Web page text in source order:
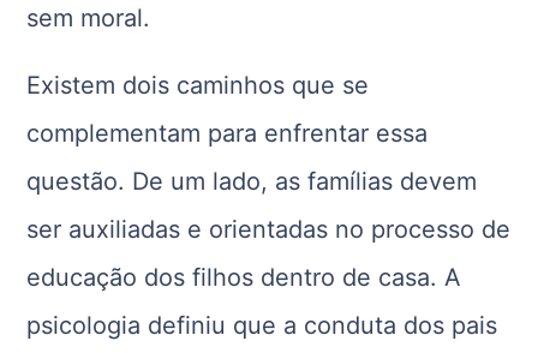
sem moral.
Existem dois caminhos que se
complementam para enfrentar essa
questão. De um lado, as famílias devem
ser auxiliadas e orientadas no processo de
educação dos filhos dentro de casa. A
psicologia definiu que a conduta dos pais